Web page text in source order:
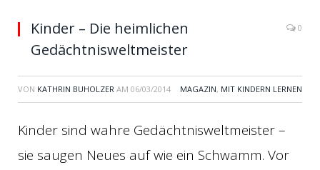
Kinder – Die heimlichen
Gedächtnisweltmeister
0
VON KATHRIN BUHOLZER AM 06/03/2014 MAGAZIN, MIT KINDERN LERNEN
Kinder sind wahre Gedächtnisweltmeister –
sie saugen Neues auf wie ein Schwamm. Vor